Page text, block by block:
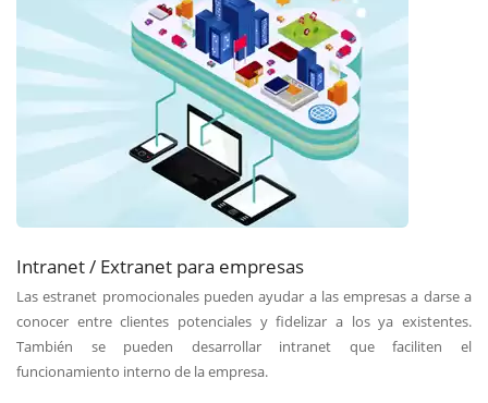
Intranet / Extranet para empresas
Las estranet promocionales pueden ayudar a las empresas a darse a
conocer entre clientes potenciales y fidelizar a los ya existentes.
También se pueden desarrollar intranet que faciliten el
funcionamiento interno de la empresa.